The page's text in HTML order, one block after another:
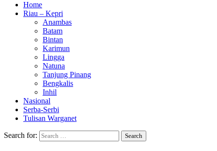
Home
Riau – Kepri
Anambas
Batam
Bintan
Karimun
Lingga
Natuna
Tanjung Pinang
Bengkalis
Inhil
Nasional
Serba-Serbi
Tulisan Warganet
Search for: